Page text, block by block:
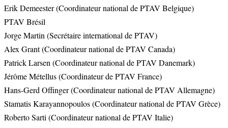
Erik Demeester (Coordinateur national de PTAV Belgique)
PTAV Brésil
Jorge Martin (Secrétaire international de PTAV)
Alex Grant (Coordinateur national de PTAV Canada)
Patrick Larsen (Coordinateur national de PTAV Danemark)
Jérôme Métellus (Coordinateur de PTAV France)
Hans-Gerd Offinger (Coordinateur national de PTAV Allemagne)
Stamatis Karayannopoulos (Coordinateur national de PTAV Grèce)
Roberto Sarti (Coordinateur national de PTAV Italie)